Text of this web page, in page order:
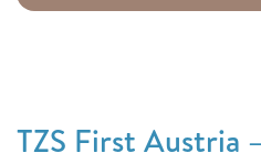
TZS First Austria